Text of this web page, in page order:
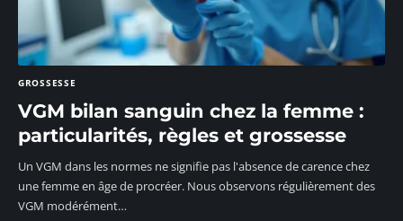
GROSSESSE
VGM bilan sanguin chez la femme :
particularités, règles et grossesse
Un VGM dans les normes ne signifie pas l'absence de carence chez
une femme en âge de procréer. Nous observons régulièrement des
VGM modérément…